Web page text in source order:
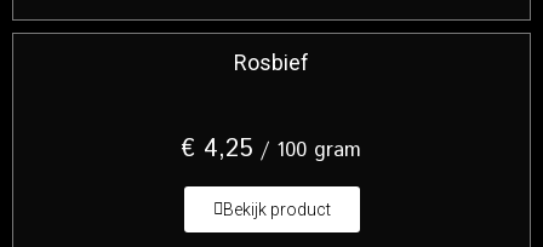
Rosbief
€ 4,25 / 100 gram
Bekijk product